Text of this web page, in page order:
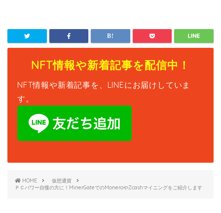
NFT情報や新着記事を配信中！
NFT情報や新着記事を、LINEにお届けしていま
す。
HOME
仮想通貨
ＰＣパワー自慢の方に！MinerGateでのMoneroやZcashマイニングをご紹介します